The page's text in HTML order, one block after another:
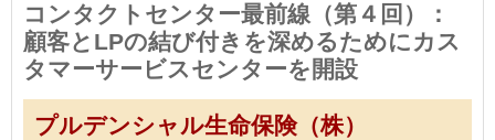
コンタクトセンター最前線（第４回）：
顧客とLPの結び付きを深めるためにカス
タマーサービスセンターを開設
プルデンシャル生命保険（株）